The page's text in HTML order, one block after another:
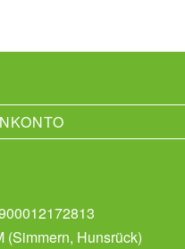
(Simmern, Hunsrück)